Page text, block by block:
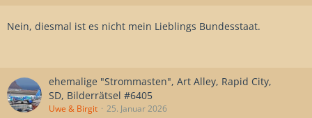
Nein, diesmal ist es nicht mein Lieblings Bundesstaat.
ehemalige "Strommasten", Art Alley, Rapid City,
SD, Bilderrätsel #6405
Uwe & Birgit 25. Januar 2026